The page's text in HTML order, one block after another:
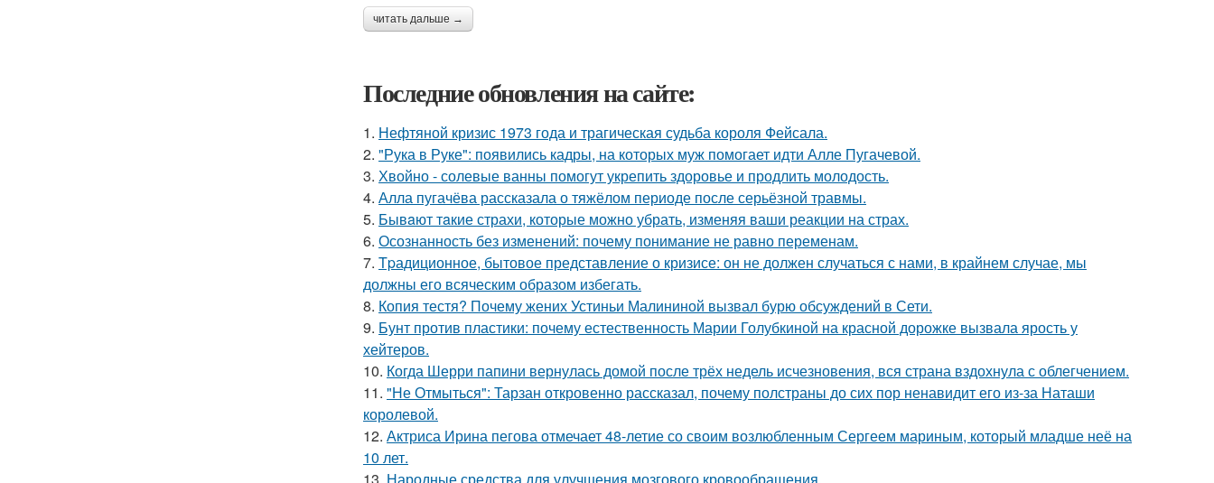
читать дальше →
Последние обновления на сайте:
1. Нефтяной кризис 1973 года и трагическая судьба короля Фейсала.
2. "Рука в Руке": появились кадры, на которых муж помогает идти Алле Пугачевой.
3. Хвойно - солевые ванны помогут укрепить здоровье и продлить молодость.
4. Алла пугачёва рассказала о тяжёлом периоде после серьёзной травмы.
5. Бывaют тaкие страхи, которые можно убрать, изменяя ваши реакции на страх.
6. Осознанность без изменений: почему понимание не равно переменам.
7. Tpадиционное, бытовое представление о кризисе: он не должен случаться с нами, в крайнем случае, мы
должны его всяческим образом избегать.
8. Копия тестя? Почему жених Устиньи Малининой вызвал бурю обсуждений в Сети.
9. Бунт против пластики: почему естественность Марии Голубкиной на красной дорожке вызвала ярость у
хейтеров.
10. Когда Шерри папини вернулась домой после трёх недель исчезновения, вся страна вздохнула с облегчением.
11. "Не Отмыться": Тарзан откровенно рассказал, почему полстраны до сих пор ненавидит его из-за Наташи
королевой.
12. Актриса Ирина пегова отмечает 48-летие со своим возлюбленным Сергеем мариным, который младше неё на
10 лет.